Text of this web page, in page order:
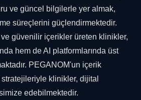
ve güncel bilgilerle yer almak,
süreçlerini güçlendirmektedir.
güvenilir içerikler üreten klinikler,
hem de AI platformlarında üst
PEGANOM'un içerik
klinikler, dijital
edebilmektedir.